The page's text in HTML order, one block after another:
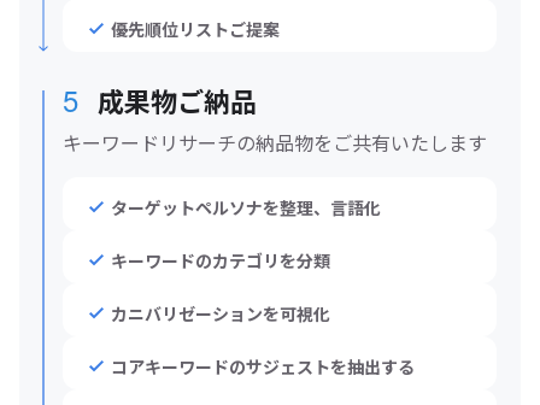
優先順位リストご提案
5 成果物ご納品
キーワードリサーチの納品物をご共有いたします
ターゲットペルソナを整理、言語化
キーワードのカテゴリを分類
カニバリゼーションを可視化
コアキーワードのサジェストを抽出する